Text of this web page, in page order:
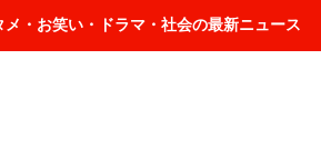
メ・お笑い・ドラマ・社会の最新ニュース